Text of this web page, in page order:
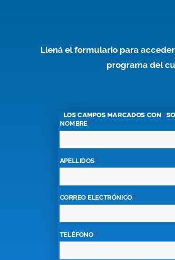
Llená el formulario para
programa del
LOS CAMPOS MARCADOS CON*
NOMBRE *
APELLIDOS *
CORREO ELECTRÓNICO *
TELÉFONO *